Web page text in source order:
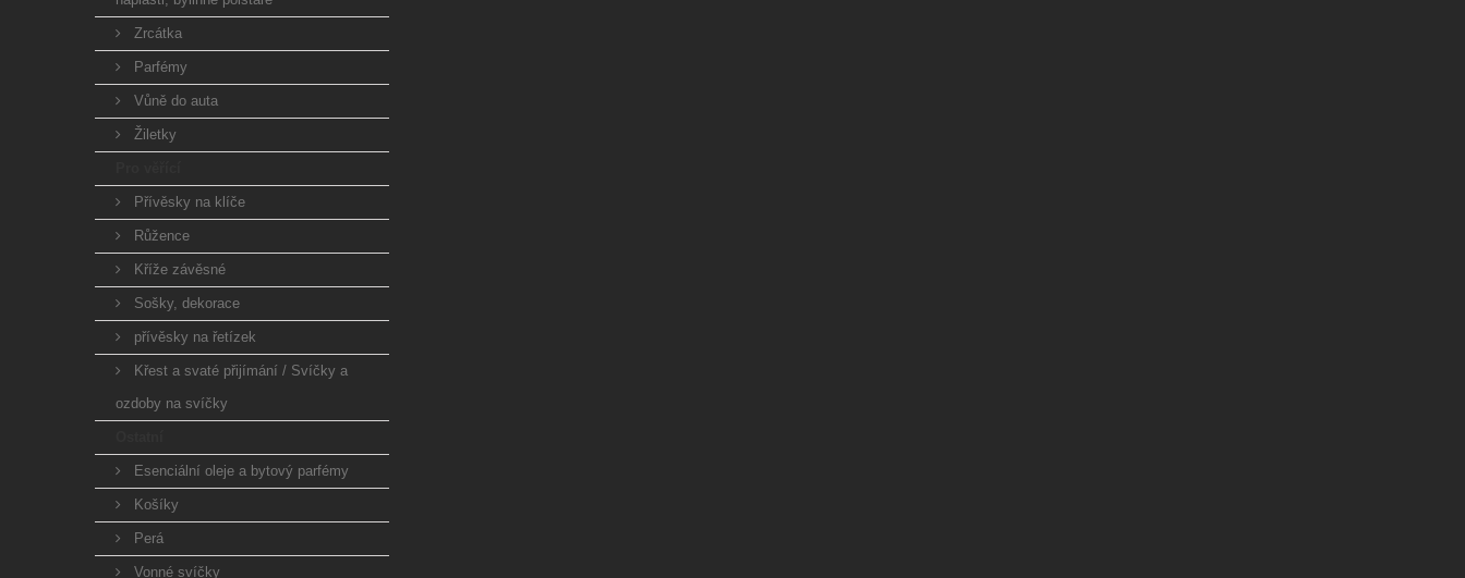
Zrcátka
Parfémy
Vůně do auta
Žiletky
Přívěsky na klíče
Růžence
Kříže závěsné
Sošky, dekorace
přívěsky na řetízek
Křest a svaté přijímání / Svíčky a
ozdoby na svíčky
Esenciální oleje a bytový parfémy
Košíky
Perá
Vonné svíčky